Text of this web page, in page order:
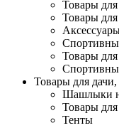
Товары
Товары для
Товары
Товары для
Шашлыки
Товары
Тенты